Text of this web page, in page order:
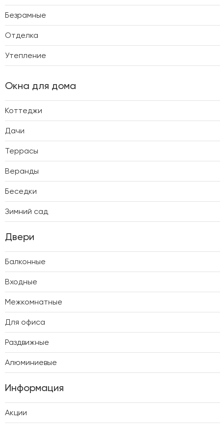
Безрамные
Отделка
Утепление
Окна для дома
Коттеджи
Дачи
Террасы
Веранды
Беседки
Зимний сад
Двери
Балконные
Входные
Межкомнатные
Для офиса
Раздвижные
Алюминиевые
Информация
Акции